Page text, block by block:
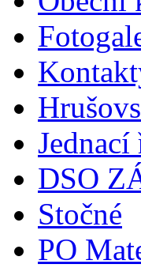
Jednací
DSO
Stočné
PO